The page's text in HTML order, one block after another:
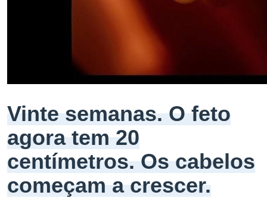
Vinte semanas. O feto
agora tem 20
centímetros. Os cabelos
começam a crescer.